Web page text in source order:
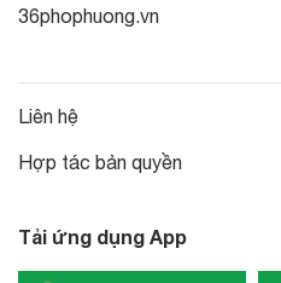
36phophuong.vn
Liên hệ
Hợp tác bản quyền
Tải ứng dụng App